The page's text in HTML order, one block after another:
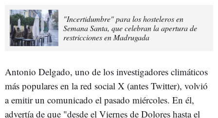
"Incertidumbre" para los hosteleros en
Semana Santa, que celebran la apertura de
restricciones en Madrugada
Antonio Delgado, uno de los investigadores climáticos
más populares en la red social X (antes Twitter), volvió
a emitir un comunicado el pasado miércoles. En él,
advertía de que "desde el Viernes de Dolores hasta el